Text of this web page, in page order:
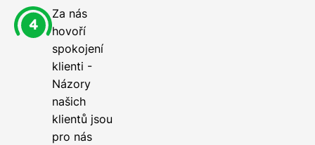
Za nás
hovoří
spokojení
klienti -
Názory
našich
klientů jsou
pro nás